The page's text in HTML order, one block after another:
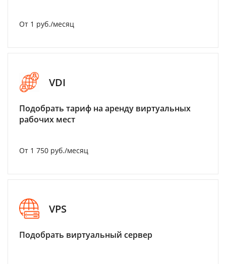
От 1 руб./месяц
VDI
Подобрать тариф на аренду виртуальных
рабочих мест
От 1 750 руб./месяц
VPS
Подобрать виртуальный сервер